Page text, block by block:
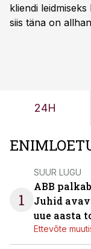
kliendi
siis täna on
24H
1
SUUR LUGU
ABB
Juhid
uue aasta
Ettevõte